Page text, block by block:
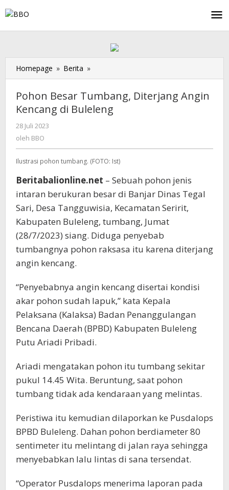
ke
Homepage » Berita »
Besar
Tumbang,
Diterjang
Angin
Pohon Besar Tumbang, Diterjang Angin
Kencang di Buleleng
28 Juli 2023
oleh BBO
Ilustrasi pohon tumbang. (FOTO: Ist)
Beritabalionline.net – Sebuah pohon jenis
intaran berukuran besar di Banjar Dinas Tegal
Sari, Desa Tangguwisia, Kecamatan Seririt,
Kabupaten Buleleng, tumbang, Jumat
(28/7/2023) siang. Diduga penyebab
tumbangnya pohon raksasa itu karena diterjang
angin kencang.
“Penyebabnya angin kencang disertai kondisi
akar pohon sudah lapuk,” kata Kepala
Pelaksana (Kalaksa) Badan Penanggulangan
Bencana Daerah (BPBD) Kabupaten Buleleng
Putu Ariadi Pribadi.
Ariadi mengatakan pohon itu tumbang sekitar
pukul 14.45 Wita. Beruntung, saat pohon
tumbang tidak ada kendaraan yang melintas.
Peristiwa itu kemudian dilaporkan ke Pusdalops
BPBD Buleleng. Dahan pohon berdiameter 80
sentimeter itu melintang di jalan raya sehingga
menyebabkan lalu lintas di sana tersendat.
“Operator Pusdalops menerima laporan pada